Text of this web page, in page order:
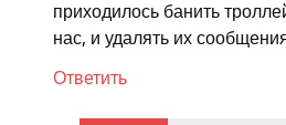
приходилось банить
нас, и удалять их
Ответить